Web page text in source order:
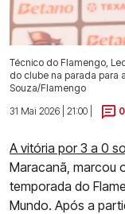
Técnico do Flamengo,
do clube na parada para
Souza/Flamengo
31 Mai 2026 | 21:00 |
0
A vitória por 3 a 0
Maracanã, marcou
temporada do
Mundo. Após a